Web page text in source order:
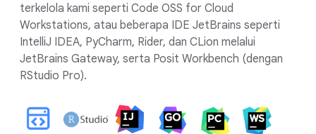
terkelola kami seperti Code OSS for Cloud
Workstations, atau beberapa IDE JetBrains seperti
IntelliJ IDEA, PyCharm, Rider, dan CLion melalui
JetBrains Gateway, serta Posit Workbench (dengan
RStudio Pro).